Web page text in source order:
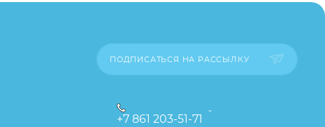
ПОДПИСАТЬСЯ НА РАССЫЛКУ
+7 861 203-51-71